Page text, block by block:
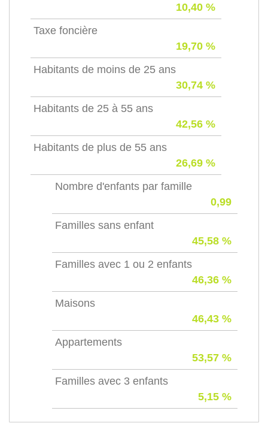
10,40 %
Taxe foncière
19,70 %
Habitants de moins de 25 ans
30,74 %
Habitants de 25 à 55 ans
42,56 %
Habitants de plus de 55 ans
26,69 %
Nombre d'enfants par famille
0,99
Familles sans enfant
45,58 %
Familles avec 1 ou 2 enfants
46,36 %
Maisons
46,43 %
Appartements
53,57 %
Familles avec 3 enfants
5,15 %